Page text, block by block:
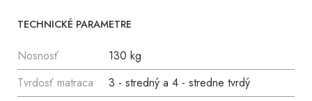
TECHNICKÉ PARAMETRE
Nosnosť
130 kg
Tvrdosť matraca
3 - stredný a 4 - stredne tvrdý